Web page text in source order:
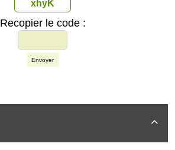
xhyK
Recopier le code :
Envoyer
